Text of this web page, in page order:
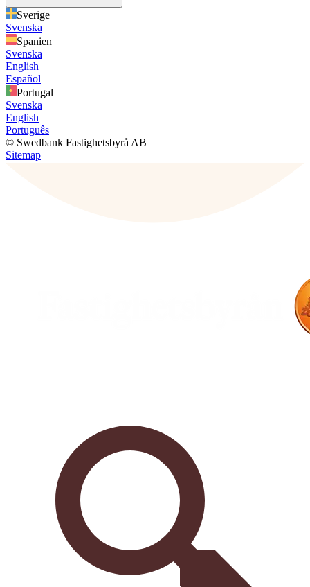
Sverige
Svenska
Spanien
Svenska
English
Español
Portugal
Svenska
English
Português
© Swedbank Fastighetsbyrå AB
Sitemap